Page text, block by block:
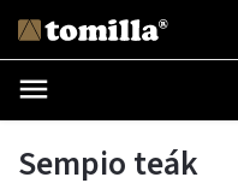
Sempio teák